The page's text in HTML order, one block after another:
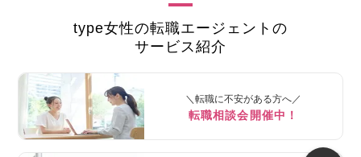
type女性の転職エージェントの
サービス紹介
＼転職に不安がある方へ／
転職相談会開催中！